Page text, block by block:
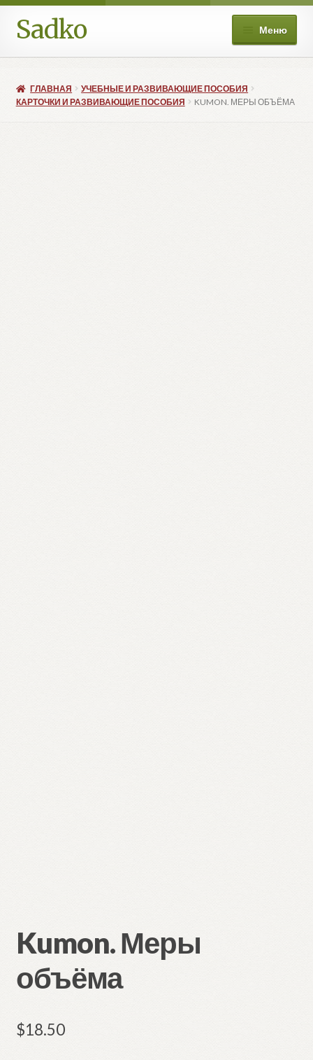
Перейти
к
навигации
Перейти
к
содержимому
Sadko Меню
Книжные подборки
ГЛАВНАЯ
УЧЕБНЫЕ И РАЗВИВАЮЩИЕ ПОСОБИЯ
КАРТОЧКИ И РАЗВИВАЮЩИЕ ПОСОБИЯ
KUMON. МЕРЫ ОБЪЁМА
Kumon. Меры
объёма
$18.50